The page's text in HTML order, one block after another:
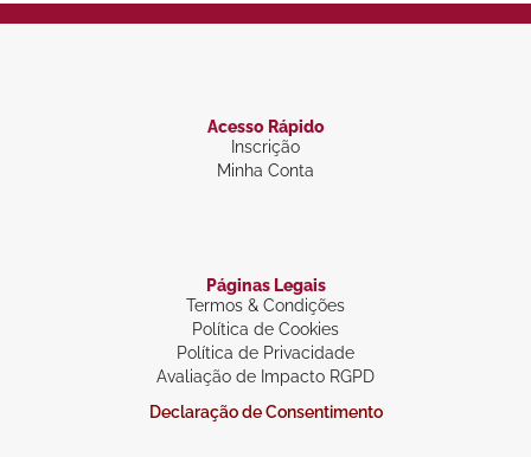
Acesso Rápido
Inscrição
Minha Conta
Páginas Legais
Termos & Condições
Política de Cookies
Política de Privacidade
Avaliação de Impacto RGPD
Declaração de Consentimento